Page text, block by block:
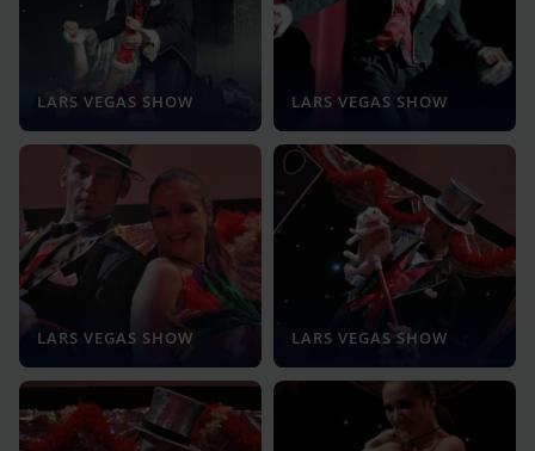
LARS VEGAS SHOW LARS VEGAS SHOW
LARS VEGAS SHOW LARS VEGAS SHOW